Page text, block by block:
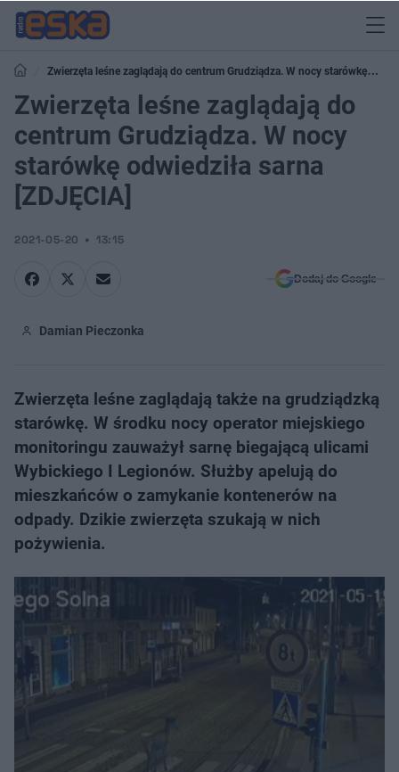
Zwierzęta leśne zaglądają do centrum Grudziądza. W nocy starówkę
odwiedziła sarna [ZDJĘCIA]
Zwierzęta leśne zaglądają do
centrum Grudziądza. W nocy
starówkę odwiedziła sarna
[ZDJĘCIA]
2021-05-20 13:15
Dodaj do Google
Damian Pieczonka
Zwierzęta leśne zaglądają także na grudziądzką
starówkę. W środku nocy operator miejskiego
monitoringu zauważył sarnę biegającą ulicami
Wybickiego I Legionów. Służby apelują do
mieszkańców o zamykanie kontenerów na
odpady. Dzikie zwierzęta szukają w nich
pożywienia.